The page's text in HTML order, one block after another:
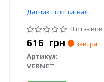
Датчик стоп-сигнал
0 отзывов
616 грн
завтра
Артикул:
VERNET